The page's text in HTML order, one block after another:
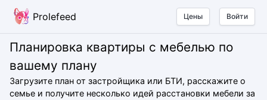
Prolefeed Цены Войти
Планировка квартиры с мебелью по
вашему плану
Загрузите план от застройщика или БТИ, расскажите о
семье и получите несколько идей расстановки мебели за